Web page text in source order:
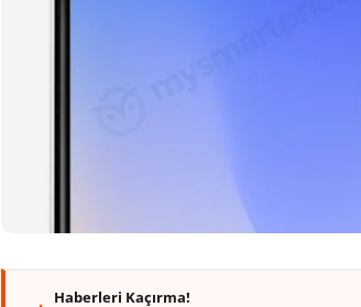
Haberleri Kaçırma!